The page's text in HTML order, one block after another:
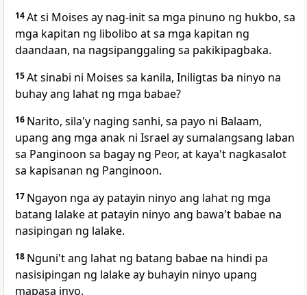
14At si Moises ay nag-init sa mga pinuno ng hukbo, sa
mga kapitan ng libolibo at sa mga kapitan ng
daandaan, na nagsipanggaling sa pakikipagbaka.
15At sinabi ni Moises sa kanila, Iniligtas ba ninyo na
buhay ang lahat ng mga babae?
16 Narito, sila'y naging sanhi, sa payo ni Balaam,
upang ang mga anak ni Israel ay sumalangsang laban
sa Panginoon sa bagay ng Peor, at kaya't nagkasalot
sa kapisanan ng Panginoon.
17 Ngayon nga ay patayin ninyo ang lahat ng mga
batang lalake at patayin ninyo ang bawa't babae na
nasipingan ng lalake.
18 Nguni't ang lahat ng batang babae na hindi pa
nasisipingan ng lalake ay buhayin ninyo upang
mapasa inyo.